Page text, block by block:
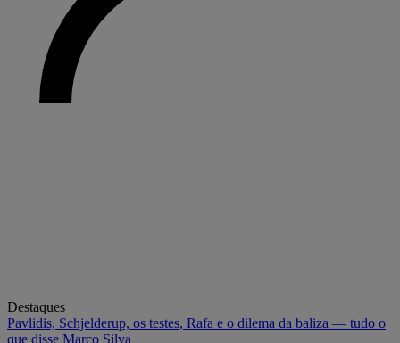
Destaques
Pavlidis, Schjelderup, os testes, Rafa e o dilema da baliza — tudo o
que disse Marco Silva